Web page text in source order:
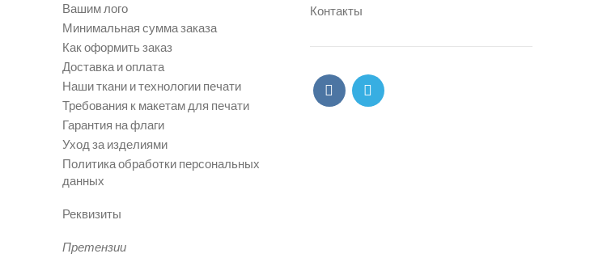
Вашим лого
Минимальная сумма заказа
Как оформить заказ
Доставка и оплата
Наши ткани и технологии печати
Требования к макетам для печати
Гарантия на флаги
Уход за изделиями
Политика обработки персональных
данных
Реквизиты
Претензии
Контакты